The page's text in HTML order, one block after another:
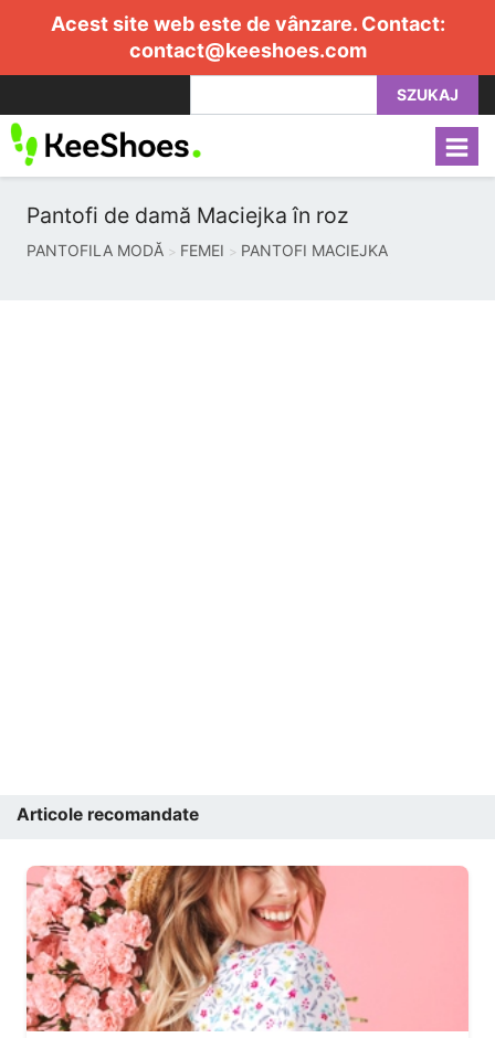
Acest site web este de vânzare. Contact:
contact@keeshoes.com
SZUKAJ
Pantofi de damă Maciejka în roz
PANTOFILA MODĂ FEMEI PANTOFI MACIEJKA
Articole recomandate